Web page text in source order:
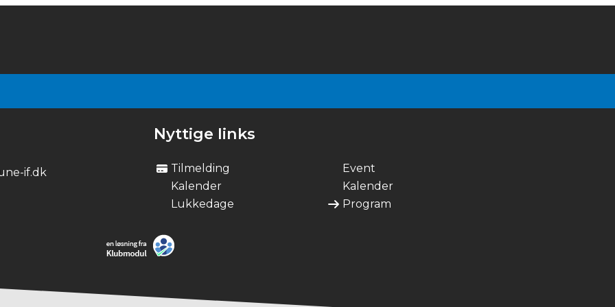
if.dk
Nyttige links
Tilmelding
Event
Kalender
Kalender
Lukkedage
Program